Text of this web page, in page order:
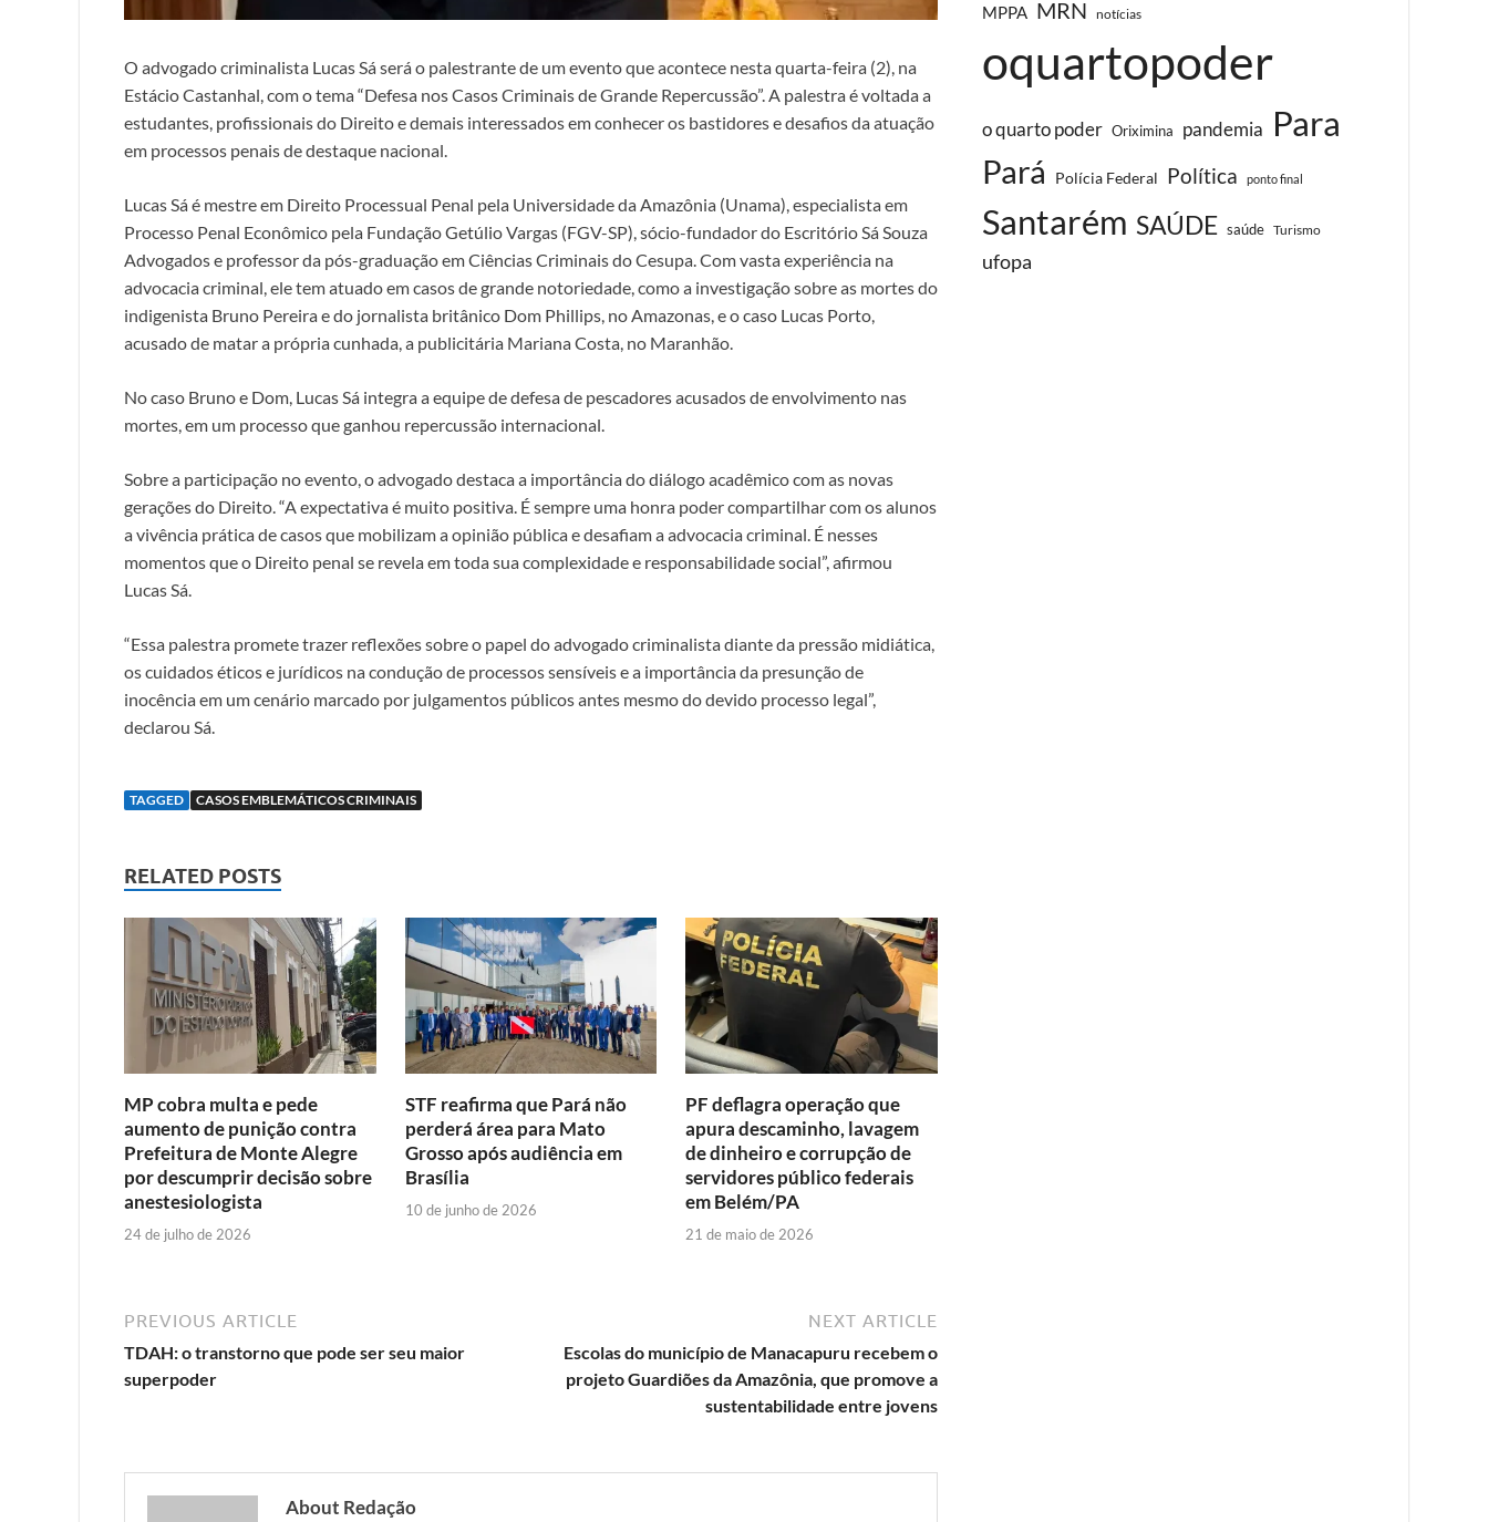
O advogado criminalista Lucas Sá será o palestrante de um evento que acontece nesta quarta-feira (2), na
Estácio Castanhal, com o tema “Defesa nos Casos Criminais de Grande Repercussão”. A palestra é voltada a
estudantes, profissionais do Direito e demais interessados em conhecer os bastidores e desafios da atuação
em processos penais de destaque nacional.
Lucas Sá é mestre em Direito Processual Penal pela Universidade da Amazônia (Unama), especialista em
Processo Penal Econômico pela Fundação Getúlio Vargas (FGV-SP), sócio-fundador do Escritório Sá Souza
Advogados e professor da pós-graduação em Ciências Criminais do Cesupa. Com vasta experiência na
advocacia criminal, ele tem atuado em casos de grande notoriedade, como a investigação sobre as mortes do
indigenista Bruno Pereira e do jornalista britânico Dom Phillips, no Amazonas, e o caso Lucas Porto,
acusado de matar a própria cunhada, a publicitária Mariana Costa, no Maranhão.
No caso Bruno e Dom, Lucas Sá integra a equipe de defesa de pescadores acusados de envolvimento nas
mortes, em um processo que ganhou repercussão internacional.
Sobre a participação no evento, o advogado destaca a importância do diálogo acadêmico com as novas
gerações do Direito. “A expectativa é muito positiva. É sempre uma honra poder compartilhar com os alunos
a vivência prática de casos que mobilizam a opinião pública e desafiam a advocacia criminal. É nesses
momentos que o Direito penal se revela em toda sua complexidade e responsabilidade social”, afirmou
Lucas Sá.
“Essa palestra promete trazer reflexões sobre o papel do advogado criminalista diante da pressão midiática,
os cuidados éticos e jurídicos na condução de processos sensíveis e a importância da presunção de
inocência em um cenário marcado por julgamentos públicos antes mesmo do devido processo legal”,
declarou Sá.
TAGGED CASOS EMBLEMÁTICOS CRIMINAIS
RELATED POSTS
MP cobra multa e pede
aumento de punição contra
Prefeitura de Monte Alegre
por descumprir decisão sobre
anestesiologista
24 de julho de 2026
STF reafirma que Pará não
perderá área para Mato
Grosso após audiência em
Brasília
10 de junho de 2026
PF deflagra operação que
apura descaminho, lavagem
de dinheiro e corrupção de
servidores público federais
em Belém/PA
21 de maio de 2026
PREVIOUS ARTICLE
TDAH: o transtorno que pode ser seu maior
superpoder
NEXT ARTICLE
Escolas do município de Manacapuru recebem o
projeto Guardiões da Amazônia, que promove a
sustentabilidade entre jovens
About Redação
MPPA MRN notícias
oquartopoder
o quarto poder Oriximina pandemia Para
Pará Polícia Federal Política ponto final
Santarém SAÚDE saúde Turismo
ufopa